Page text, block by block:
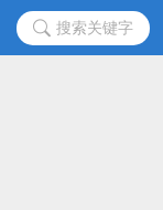
搜索关键字